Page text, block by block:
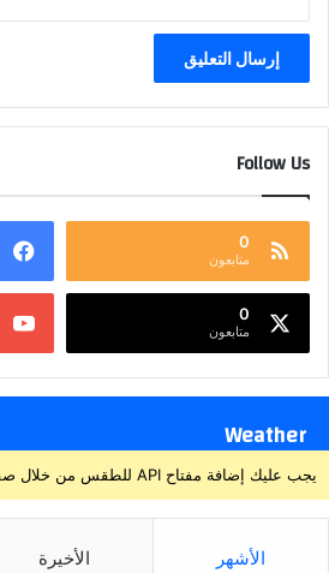
Follow Us
0
متابعون
0
متابعون
Weather
يجب عليك إضافة مفتاح API للطقس من خلال صفحة إعدادات القالب > الدمج.
الأشهر الأخيرة